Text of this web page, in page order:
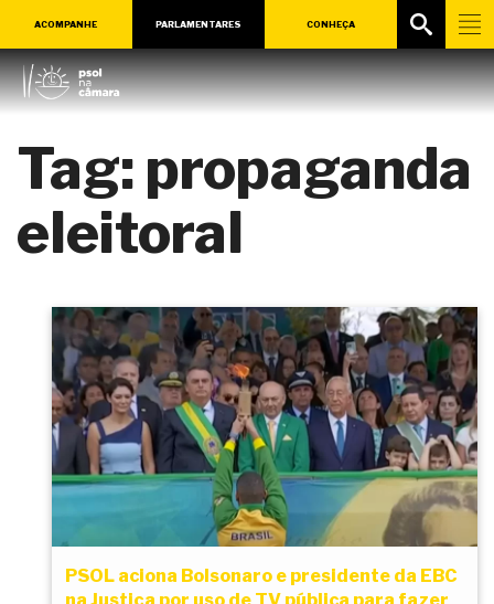
ACOMPANHE PARLAMENTARES CONHEÇA
Tag: propaganda
eleitoral
PSOL aciona Bolsonaro e presidente da EBC